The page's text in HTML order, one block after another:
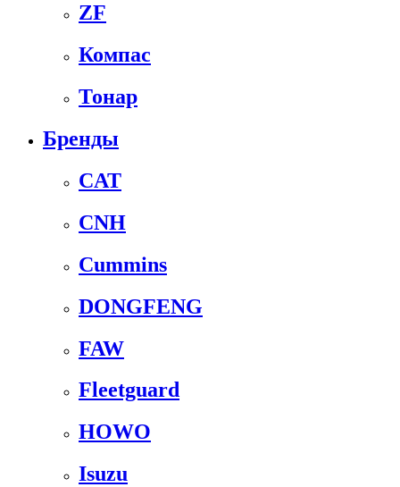
ZF
Компас
Тонар
Бренды
CAT
CNH
Cummins
DONGFENG
FAW
Fleetguard
HOWO
Isuzu